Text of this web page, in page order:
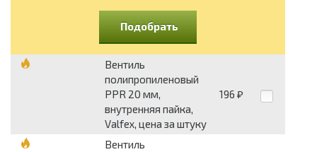
Подобрать
Вентиль
полипропиленовый
PPR 20 мм,
внутренняя пайка,
Valfex, цена за штуку
196 ₽
Вентиль